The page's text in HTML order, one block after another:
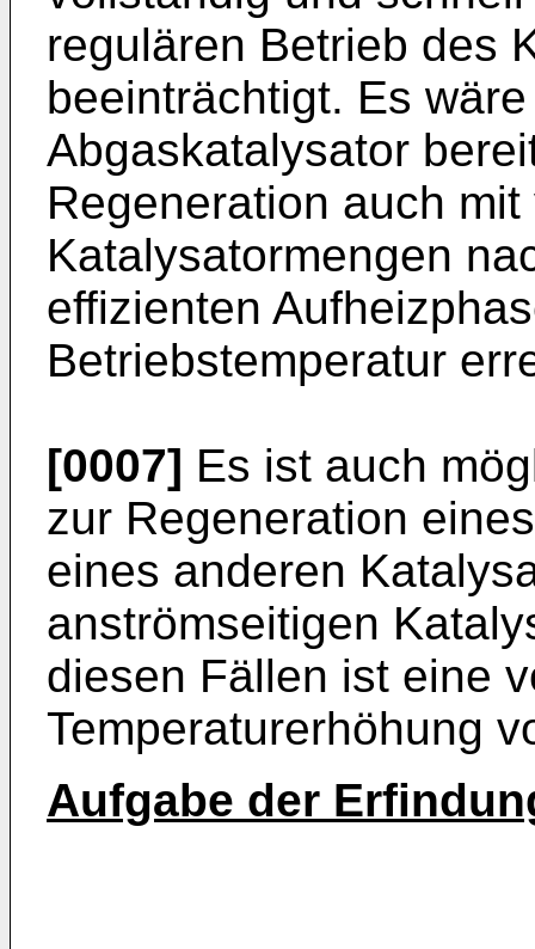
regulären Betrieb des
beeinträchtigt. Es
Abgaskatalysator
Regeneration auch
Katalysatormengen
effizienten
Betriebstemperatur
[0007] Es ist auch
zur Regeneration
eines anderen
anströmseitigen
diesen Fällen ist eine
Temperaturerhöhung
Aufgabe der